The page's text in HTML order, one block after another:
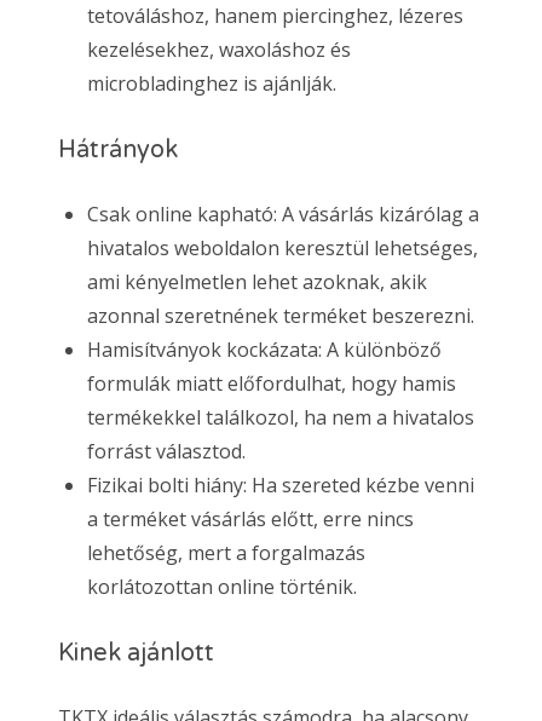
tetováláshoz, hanem piercinghez, lézeres
kezelésekhez, waxoláshoz és
microbladinghez is ajánlják.
Hátrányok
Csak online kapható: A vásárlás kizárólag a
hivatalos weboldalon keresztül lehetséges,
ami kényelmetlen lehet azoknak, akik
azonnal szeretnének terméket beszerezni.
Hamisítványok kockázata: A különböző
formulák miatt előfordulhat, hogy hamis
termékekkel találkozol, ha nem a hivatalos
forrást választod.
Fizikai bolti hiány: Ha szereted kézbe venni
a terméket vásárlás előtt, erre nincs
lehetőség, mert a forgalmazás
korlátozottan online történik.
Kinek ajánlott